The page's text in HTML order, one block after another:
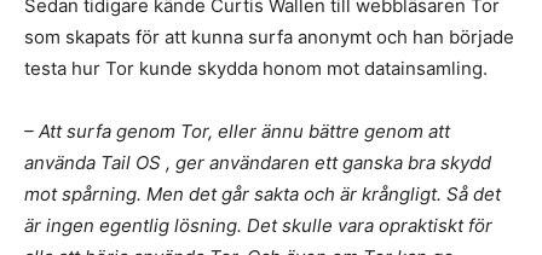
Sedan tidigare kände Curtis Wallen till webbläsaren Tor
som skapats för att kunna surfa anonymt och han började
testa hur Tor kunde skydda honom mot datainsamling.
– Att surfa genom Tor, eller ännu bättre genom att
använda Tail OS , ger användaren ett ganska bra skydd
mot spårning. Men det går sakta och är krångligt. Så det
är ingen egentlig lösning. Det skulle vara opraktiskt för